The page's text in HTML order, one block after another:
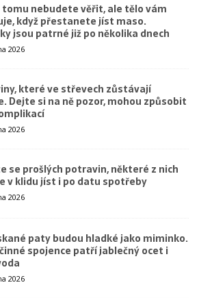
tomu nebudete věřit, ale tělo vám
když přestanete jíst maso.
jsou patrné již po několika dnech
2026
které ve střevech zůstávají
Dejte si na ně pozor, mohou způsobit
2026
se prošlých potravin, některé z nich
v klidu jíst i po datu spotřeby
2026
paty budou hladké jako miminko.
spojence patří jablečný ocet i
2026